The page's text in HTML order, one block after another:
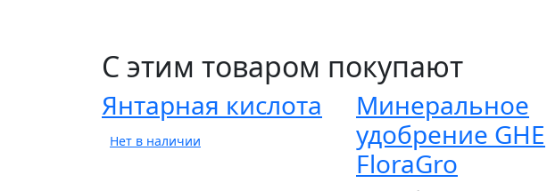
С этим товаром покупают
Янтарная кислота
Нет в наличии
Минеральное
удобрение GHE
FloraGro